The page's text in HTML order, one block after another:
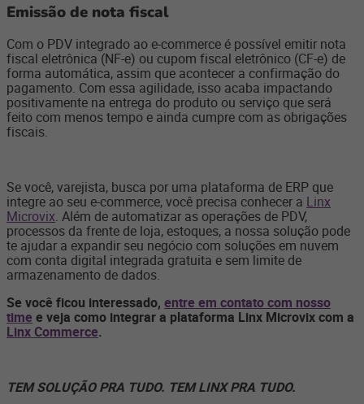
Emissão de nota fiscal
Com o PDV integrado ao e-commerce é possível emitir nota
fiscal eletrônica (NF-e) ou cupom fiscal eletrônico (CF-e) de
forma automática, assim que acontecer a confirmação do
pagamento. Com essa agilidade, isso acaba impactando
positivamente na entrega do produto ou serviço que será
feito com menos tempo e ainda cumpre com as obrigações
fiscais.
Se você, varejista, busca por uma plataforma de ERP que
integre ao seu e-commerce, você precisa conhecer a Linx
Microvix. Além de automatizar as operações de PDV,
processos da frente de loja, estoques, a nossa solução pode
te ajudar a expandir seu negócio com soluções em nuvem
com conta digital integrada gratuita e sem limite de
armazenamento de dados.
Se você ficou interessado, entre em contato com nosso
time e veja como integrar a plataforma Linx Microvix com a
Linx Commerce.
TEM SOLUÇÃO PRA TUDO. TEM LINX PRA TUDO.